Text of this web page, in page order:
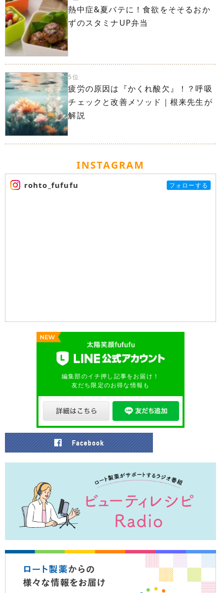
熱中症&夏バテに！食欲をそそるおか
ずのスタミナUP弁当
5位
疲労の原因は『かくれ酸欠』！？呼吸
チェックと改善メソッド｜根来先生が
解説
INSTAGRAM
rohto_fufufu フォローする
編集部のイチ押し記事をお届け！
友だち限定のお得な情報も